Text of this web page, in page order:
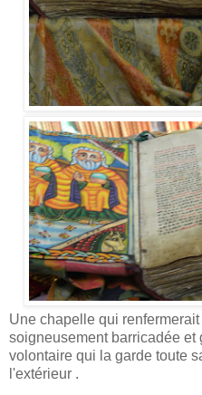
Une chapelle qui
soigneusement barricadée et
volontaire qui la garde toute
l'extérieur .